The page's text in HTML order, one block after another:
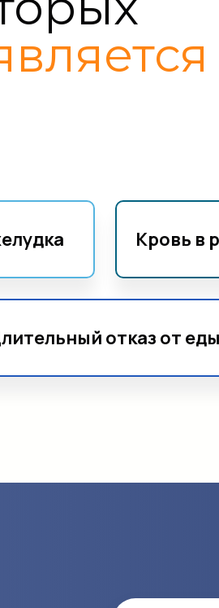
Кровь в
отказ от еды